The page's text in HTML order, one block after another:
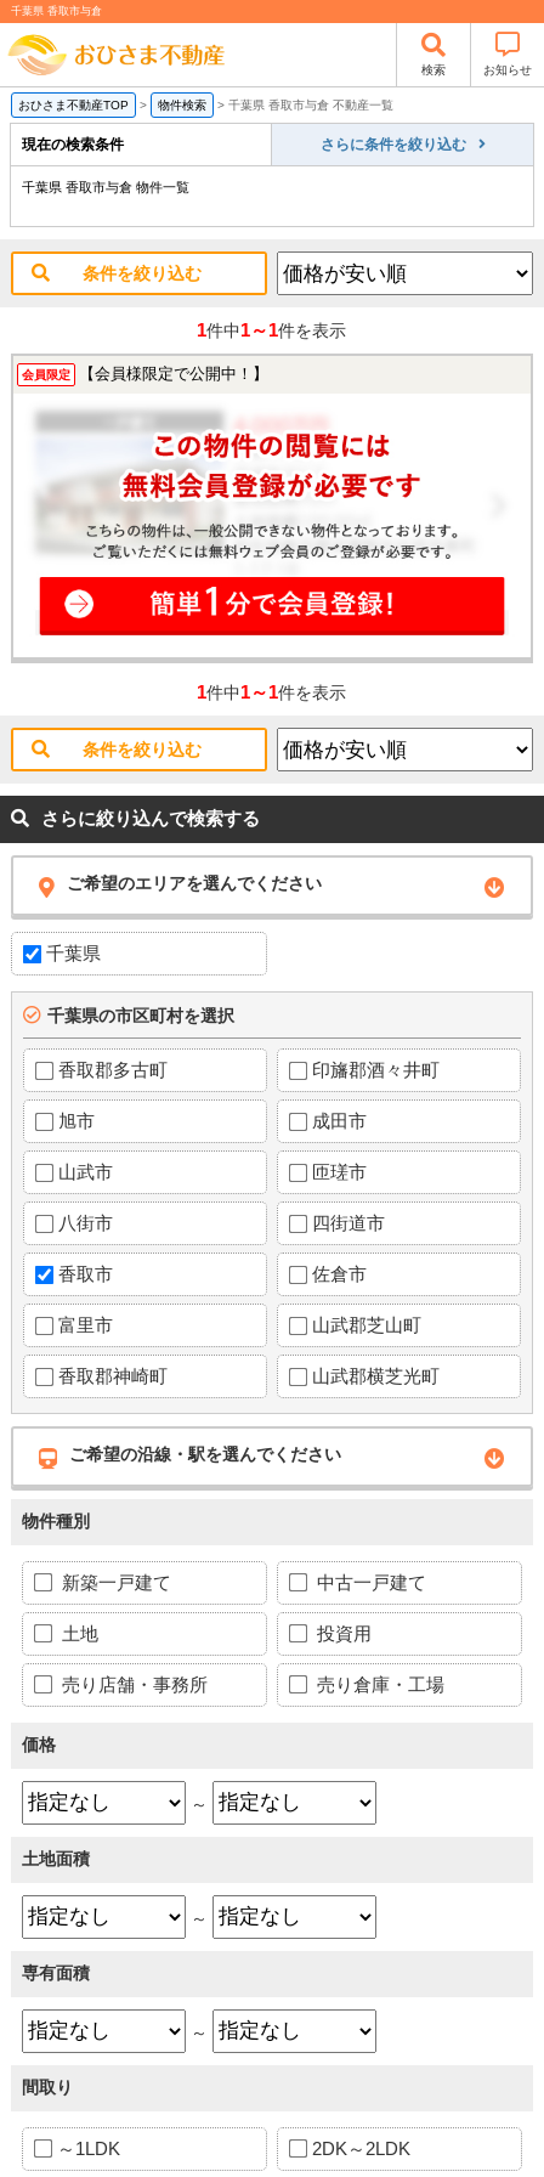
千葉県 香取市与倉
検索 お知らせ
おひさま不動産TOP > 物件検索 > 千葉県 香取市与倉 不動産一覧
現在の検索条件 さらに条件を絞り込む
千葉県 香取市与倉 物件一覧
条件を絞り込む
1件中1～1件を表示
会員限定 【会員様限定で公開中！】
1件中1～1件を表示
条件を絞り込む
さらに絞り込んで検索する
ご希望のエリアを選んでください
千葉県
千葉県の市区町村を選択
香取郡多古町 印旛郡酒々井町
旭市 成田市
山武市 匝瑳市
八街市 四街道市
香取市 佐倉市
富里市 山武郡芝山町
香取郡神崎町 山武郡横芝光町
ご希望の沿線・駅を選んでください
物件種別
新築一戸建て 中古一戸建て
土地 投資用
売り店舗・事務所 売り倉庫・工場
価格
～
土地面積
～
専有面積
～
間取り
～1LDK 2DK～2LDK